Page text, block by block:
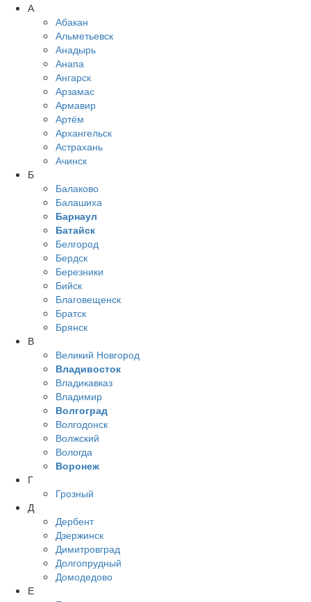
А
Абакан
Альметьевск
Анадырь
Анапа
Ангарск
Арзамас
Армавир
Артём
Архангельск
Астрахань
Ачинск
Б
Балаково
Балашиха
Барнаул
Батайск
Белгород
Бердск
Березники
Бийск
Благовещенск
Братск
Брянск
В
Великий Новгород
Владивосток
Владикавказ
Владимир
Волгоград
Волгодонск
Волжский
Вологда
Воронеж
Г
Грозный
Д
Дербент
Дзержинск
Димитровград
Долгопрудный
Домодедово
Е